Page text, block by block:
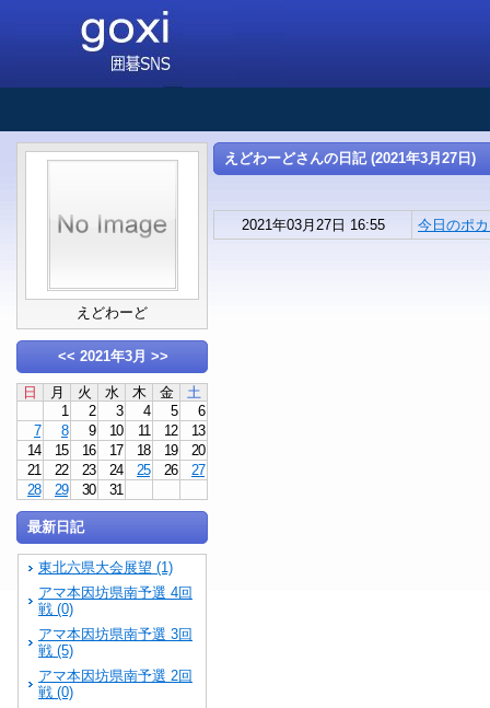
えどわーど
<< 2021年3月 >>
日 月 火 水 木 金
土
1
2 3 4 5
6
7
8 9 10 11 12
13
14
15 16 17 18 19
20
21
22 23 24 25 26
27
28
29 30 31
最新日記
東北六県大会展望 (1)
アマ本因坊県南予選 4回
戦 (0)
アマ本因坊県南予選 3回
戦 (5)
アマ本因坊県南予選 2回
戦 (0)
えどわーどさんの日記 (2021年3月27日)
2021年03月27日 16:55 今日のポ